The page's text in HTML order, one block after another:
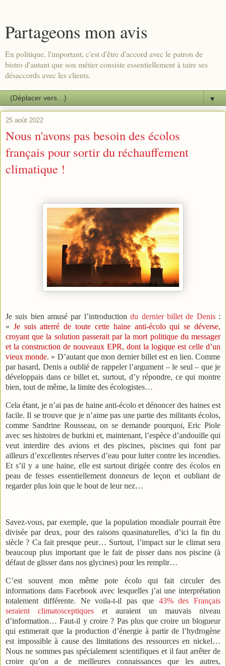
Partageons mon avis
En politique, l'important, c'est d'être d'accord avec le patron de
bistro d'autant que son métier consiste essentiellement à taire ses
désaccords avec les clients.
▼
25 août 2022
Nous n'avons pas besoin des écolos
français pour sortir du réchauffement
climatique !
Je suis bien amusé par l’introductiondu dernier billet de Denis :
« Je suis atterré de toute cette haine anti-écolo qui se déverse,
croyant que la solution passerait par la mort politique du messager
et la construction de nouveaux EPR, dont la logique est celle d’un
vieux monde. » D’autant que mon dernier billet est en lien. Comme
par hasard, Denis a oublié de rappeler l’argument – le seul – que je
développais dans ce billet et, surtout, d’y répondre, ce qui montre
bien, tout de même, la limite des écologistes…
Cela étant, je n’ai pas de haine anti-écolo et dénoncer des haines est
facile. Il se trouve que je n’aime pas une partie des militants écolos,
comme Sandrine Rousseau, on se demande pourquoi, Eric Piole
avec ses histoires de burkini et, maintenant, l’espèce d’andouille qui
veut interdire des avions et des piscines, piscines qui font par
ailleurs d’excellentes réserves d’eau pour lutter contre les incendies.
Et s’il y a une haine, elle est surtout dirigée contre des écolos en
peau de fesses essentiellement donneurs de leçon et oubliant de
regarder plus loin que le bout de leur nez…
Savez-vous, par exemple, que la population mondiale pourrait être
divisée par deux, pour des raisons quasinaturelles, d’ici la fin du
siècle ? Ca fait presque peur… Surtout, l’impact sur le climat sera
beaucoup plus important que le fait de pisser dans nos piscine (à
défaut de glisser dans nos glycines) pour les remplir…
C’est souvent mon même pote écolo qui fait circuler des
informations dans Facebook avec lesquelles j’ai une interprétation
totalement différente. Ne voila-t-il pas que 43% des Français
seraient climatosceptiques et auraient un mauvais niveau
d’information… Faut-il y croire ? Pas plus que croire un blogueur
qui estimerait que la production d’énergie à partir de l’hydrogène
est impossible à cause des limitations des ressources en nickel…
Nous ne sommes pas spécialement scientifiques et il faut arrêter de
croire qu’on a de meilleures connaissances que les autres,